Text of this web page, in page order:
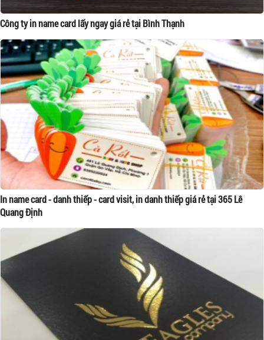
Công ty in name card lấy ngay giá rẻ tại Bình Thạnh
In name card - danh thiếp - card visit, in danh thiếp giá rẻ tại 365 Lê
Quang Định